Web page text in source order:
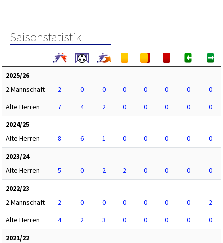
Saisonstatistik
2025/26
2.Mannschaft
2 0 0 0 0 0 0
0
Alte Herren
7 4 2 0 0 0 0
0
2024/25
Alte Herren
8 6 1 0 0 0 0
0
2023/24
Alte Herren
5 0 2 2 0 0 0
0
2022/23
2.Mannschaft
2 0 0 0 0 0 0
2
Alte Herren
4 2 3 0 0 0 0
0
2021/22